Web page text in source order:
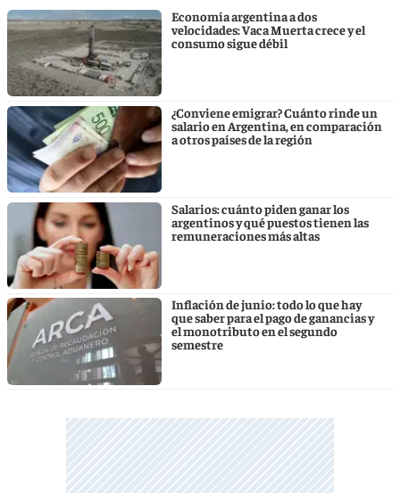
Economía argentina a dos
velocidades: Vaca Muerta crece y el
consumo sigue débil
¿Conviene emigrar? Cuánto rinde un
salario en Argentina, en comparación
a otros países de la región
Salarios: cuánto piden ganar los
argentinos y qué puestos tienen las
remuneraciones más altas
Inflación de junio: todo lo que hay
que saber para el pago de ganancias y
el monotributo en el segundo
semestre